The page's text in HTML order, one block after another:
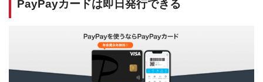
PayPayカードは即日発行できる